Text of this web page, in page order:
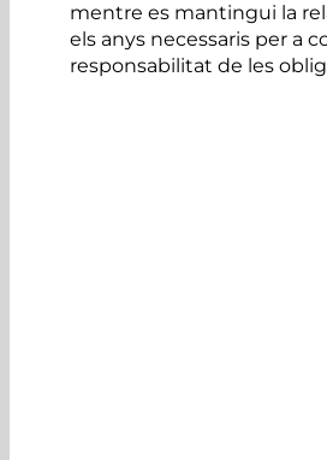
mentre es mantingui la
els anys necessaris per a
responsabilitat de les